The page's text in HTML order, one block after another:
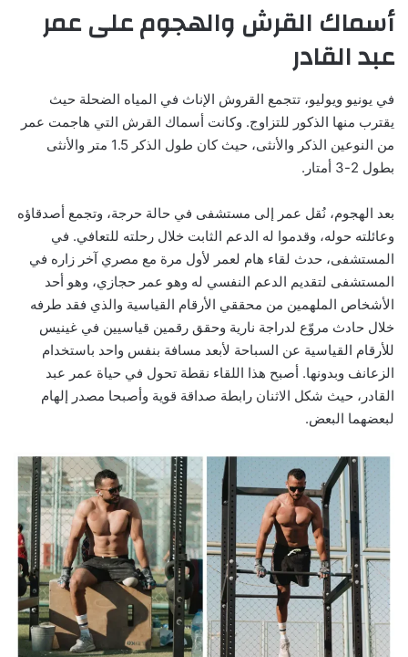
أسماك القرش والهجوم على عمر
عبد القادر
في يونيو ويوليو، تتجمع القروش الإناث في المياه الضحلة حيث
يقترب منها الذكور للتزاوج. وكانت أسماك القرش التي هاجمت عمر
من النوعين الذكر والأنثى، حيث كان طول الذكر 1.5 متر والأنثى
بطول 2-3 أمتار.
بعد الهجوم، نُقل عمر إلى مستشفى في حالة حرجة، وتجمع أصدقاؤه
وعائلته حوله، وقدموا له الدعم الثابت خلال رحلته للتعافي. في
المستشفى، حدث لقاء هام لعمر لأول مرة مع مصري آخر زاره في
المستشفى لتقديم الدعم النفسي له وهو عمر حجازي، وهو أحد
الأشخاص الملهمين من محققي الأرقام القياسية والذي فقد طرفه
خلال حادث مروّع لدراجة نارية وحقق رقمين قياسيين في غينيس
للأرقام القياسية عن السباحة لأبعد مسافة بنفس واحد باستخدام
الزعانف وبدونها. أصبح هذا اللقاء نقطة تحول في حياة عمر عبد
القادر، حيث شكل الاثنان رابطة صداقة قوية وأصبحا مصدر إلهام
لبعضهما البعض.